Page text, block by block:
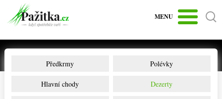
MENU
Předkrmy Polévky
Hlavní chody Dezerty